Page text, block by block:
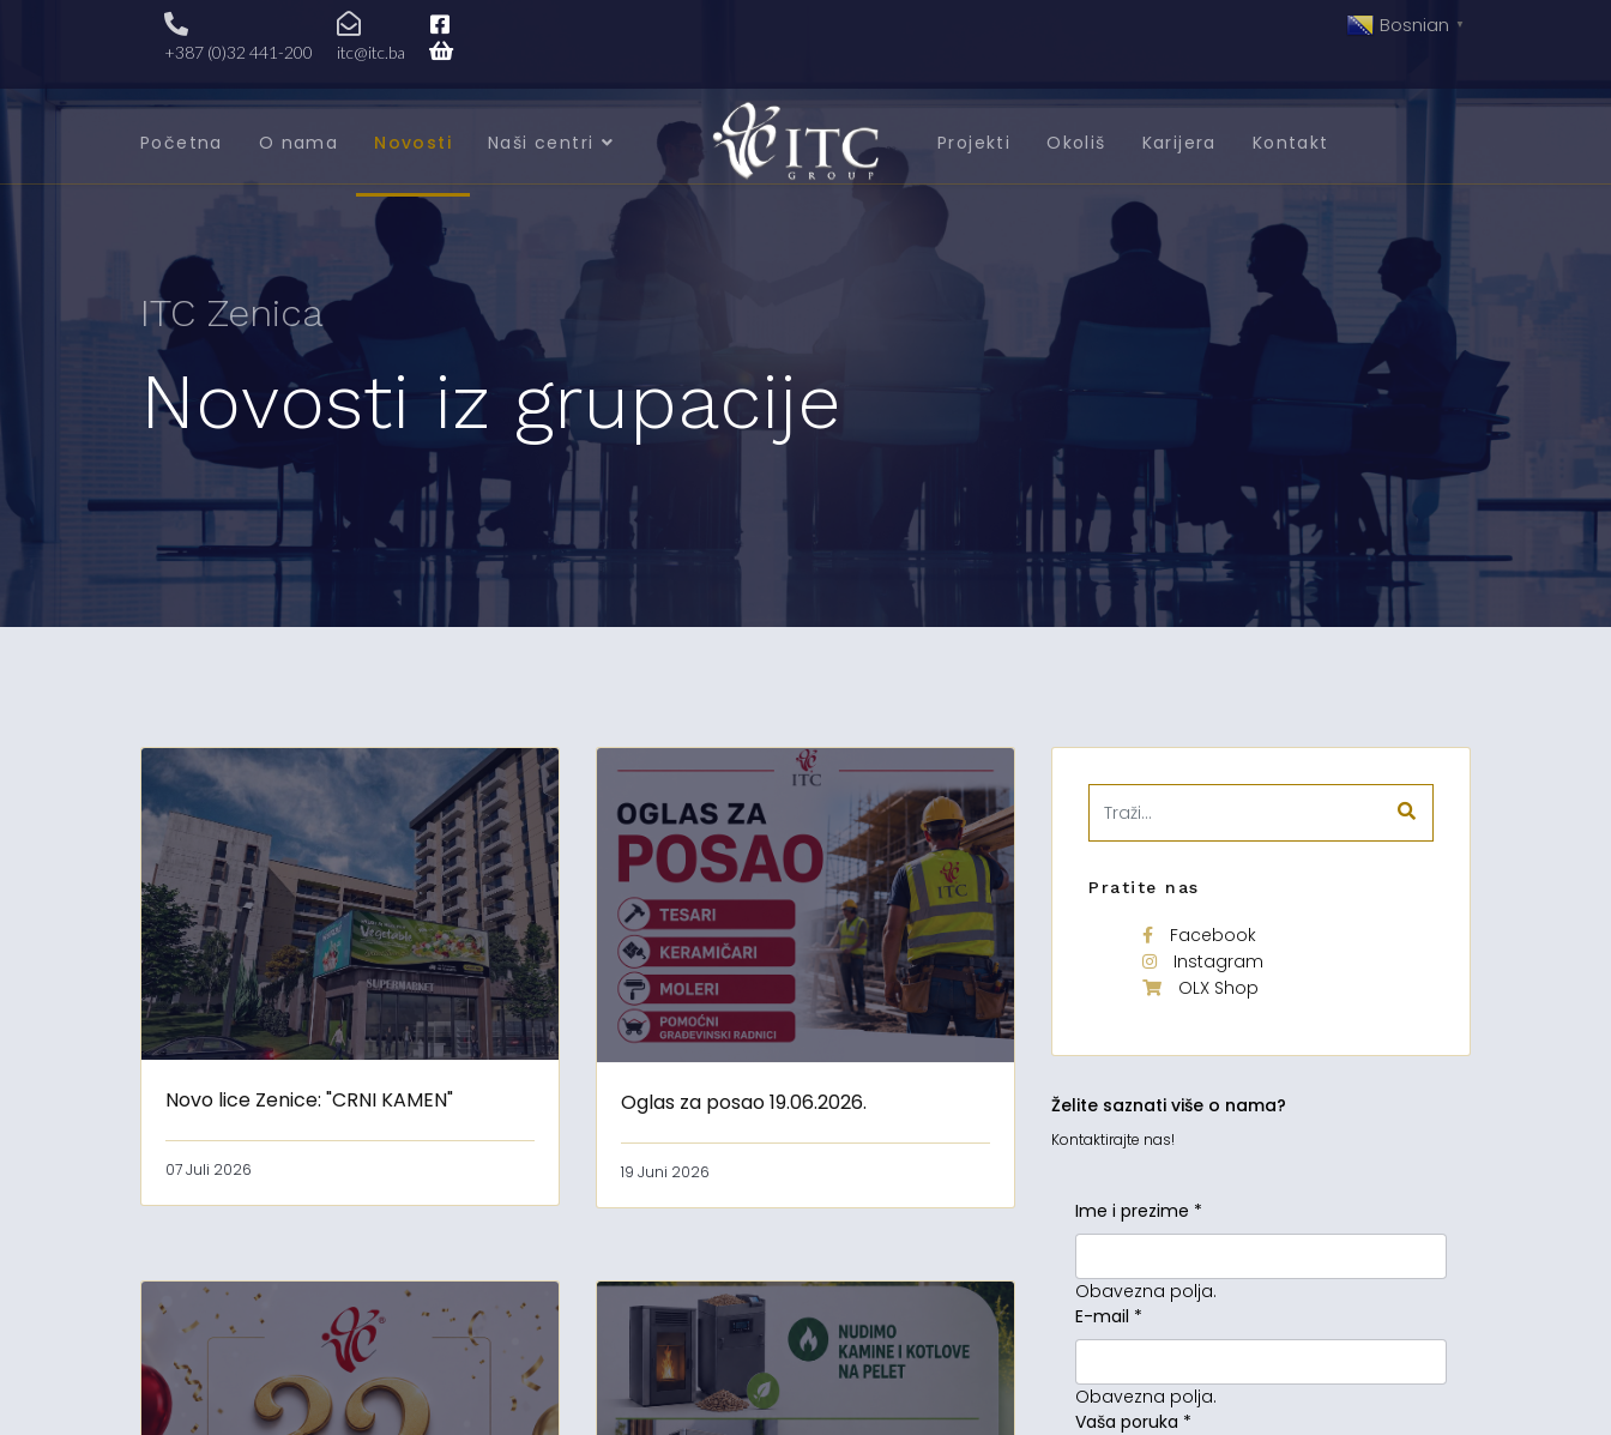
+387 (0)32 441-200 itc@itc.ba
Bosnian ▼
Početna O nama Novosti Naši centri Projekti Okoliš Karijera Kontakt
ITC Zenica
Novosti iz grupacije
Novo lice Zenice: "CRNI KAMEN"
07 Juli 2026
Oglas za posao 19.06.2026.
19 Juni 2026
Pratite nas
Facebook
Instagram
OLX Shop
Želite saznati više o nama?
Kontaktirajte nas!
Ime i prezime *
Obavezna polja.
E-mail *
Obavezna polja.
Vaša poruka *